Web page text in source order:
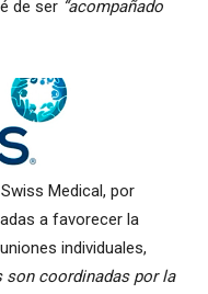
de ser “acompañado
Medical, por
a favorecer la
individuales,
son coordinadas por la